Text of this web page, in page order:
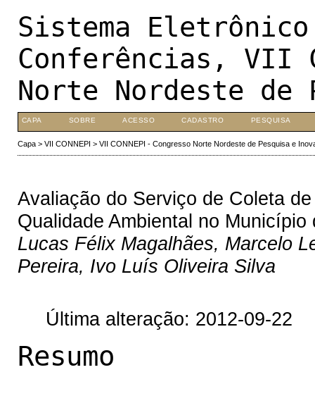
Sistema
Conferências, VII
Norte Nordeste de
CAPA SOBRE ACESSO CADASTRO PESQUISA
Capa> VII CONNEPI > VII CONNEPI - Congresso Norte Nordeste de Pesquisa e
Avaliação do Serviço de Coleta
Qualidade Ambiental no
Lucas Félix Magalhães, Marcelo
Pereira, Ivo Luís Oliveira Silva
Última alteração: 2012-09-22
Resumo